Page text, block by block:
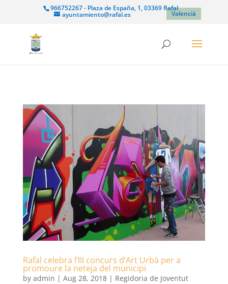
966752267 - Plaza de España, 1, 03369 Rafal
ayuntamiento@rafal.es Valencià
Rafal celebra l’III concurs d’Art Urbà per a
promoure la neteja del municipi
by admin | Aug 28, 2018| Regidoria de Joventut